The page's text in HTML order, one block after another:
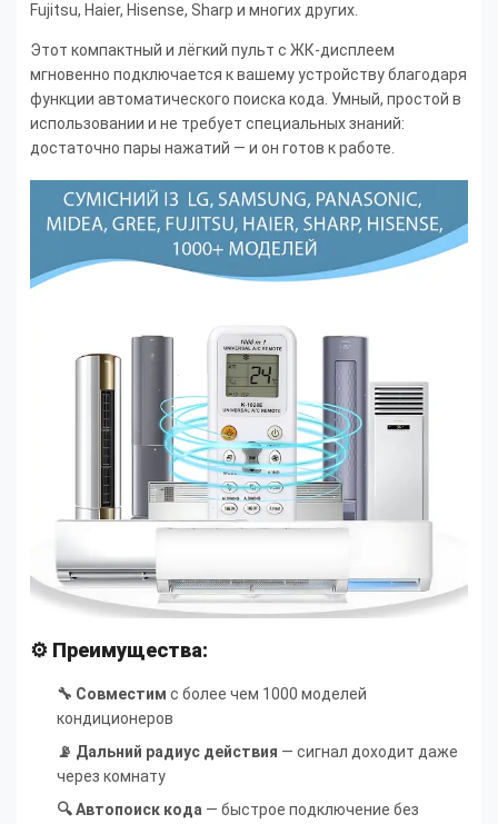
Fujitsu, Haier, Hisense, Sharp и многих других.
Этот компактный и лёгкий пульт с ЖК-дисплеем
мгновенно подключается к вашему устройству благодаря
функции автоматического поиска кода. Умный, простой в
использовании и не требует специальных знаний:
достаточно пары нажатий — и он готов к работе.
⚙️ Преимущества:
🔧 Совместим с более чем 1000 моделей
кондиционеров
📡 Дальний радиус действия — сигнал доходит даже
через комнату
🔍 Автопоиск кода — быстрое подключение без